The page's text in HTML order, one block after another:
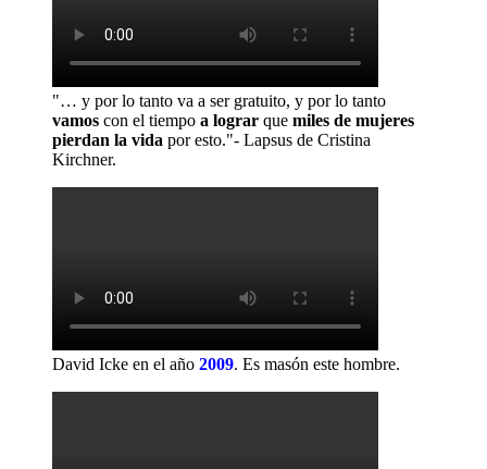
"… y por lo tanto va a ser gratuito, y por lo tanto
vamos con el tiempo a lograr que miles de mujeres
pierdan la vida por esto."- Lapsus de Cristina
Kirchner.
David Icke en el año 2009. Es masón este hombre.